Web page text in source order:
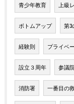
青少年教育 上級
ボトムアップ 第3
経験則 プライベ
設立３周年 参議
消防署 一番目の